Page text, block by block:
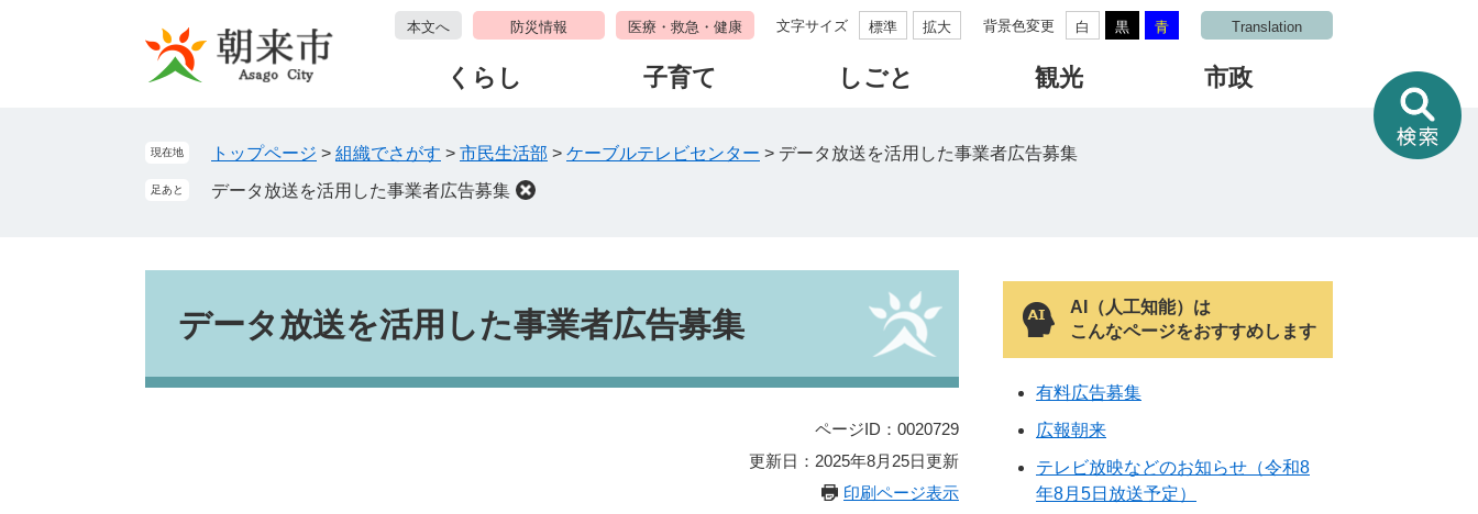
本文へ 防災情報 医療・救急・健康 文字サイズ 標準 拡大 背景色変更 白 黒 青 Translation
くらし 子育て しごと 観光 市政
現在地 トップページ > 組織でさがす > 市民生活部 > ケーブルテレビセンター > データ放送を活用した事業者広告募集
足あと データ放送を活用した事業者広告募集
データ放送を活用した事業者広告募集
ページID：0020729
更新日：2025年8月25日更新
印刷ページ表示
AI（人工知能）は
こんなページをおすすめします
有料広告募集
広報朝来
テレビ放映などのお知らせ（令和8
年8月5日放送予定）
情
報
を